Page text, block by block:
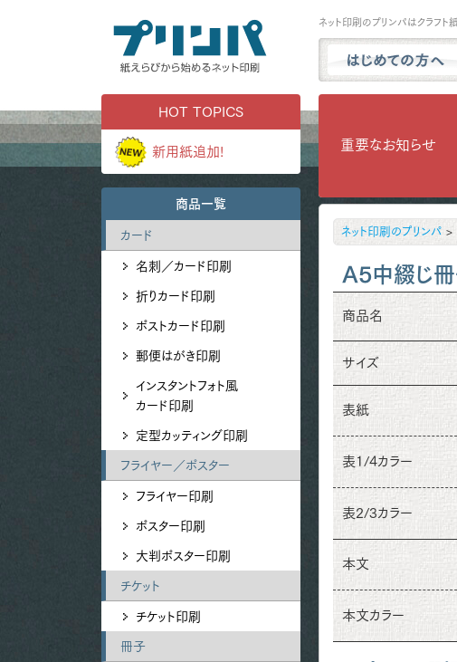
ネット印刷のプリンパはクラフ
よくある質問
お問い合わせ
HOT TOPICS
新用紙追加!
商品一覧
カード
名刺／カード印刷
折りカード印刷
ポストカード印刷
郵便はがき印刷
インスタントフォト風
カード印刷
定型カッティング印刷
フライヤー／ポスター
フライヤー印刷
ポスター印刷
大判ポスター印刷
チケット
チケット印刷
冊子
重要なお知らせ
ネット印刷のプリンパ
A5中綴じ冊
商品名
サイズ
表紙
表1/4カラー
表2/3カラー
本文
本文カラー